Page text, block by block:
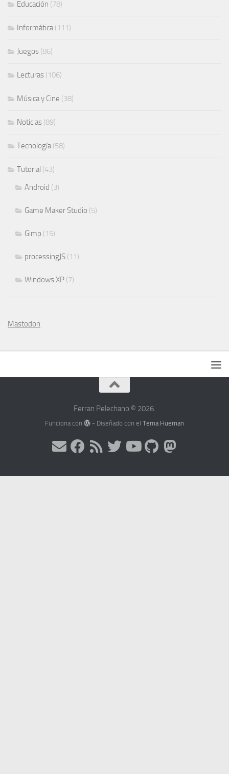
Educación (78)
Informática(111)
Juegos (86)
Lecturas (106)
Música y Cine (38)
Noticias (89)
Tecnología(58)
Tutorial (43)
Android (3)
Game Maker Studio (5)
Gimp (15)
processingJS (11)
Windows XP (7)
Mastodon
Ferran Pelechano © 2026.
Funciona con - Diseñado con elTema Hueman